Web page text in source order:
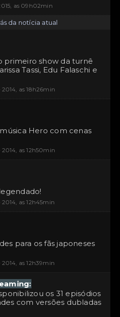
as 09h02min
da notícia atual
primeiro show da turnê
Tassi, Edu Falaschi e
as 18h26min
Hero com cenas
as 12h50min
as 12h45min
para os fãs japoneses
as 12h39min
os 31 episódios
com versões dubladas